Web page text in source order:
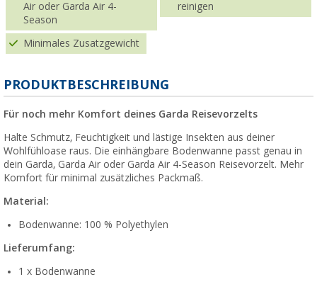
Air oder Garda Air 4-
Season
reinigen
Minimales Zusatzgewicht
PRODUKTBESCHREIBUNG
Für noch mehr Komfort deines Garda Reisevorzelts
Halte Schmutz, Feuchtigkeit und lästige Insekten aus deiner
Wohlfühloase raus. Die einhängbare Bodenwanne passt genau in
dein Garda, Garda Air oder Garda Air 4-Season Reisevorzelt. Mehr
Komfort für minimal zusätzliches Packmaß.
Material:
Bodenwanne: 100 % Polyethylen
Lieferumfang:
1 x Bodenwanne